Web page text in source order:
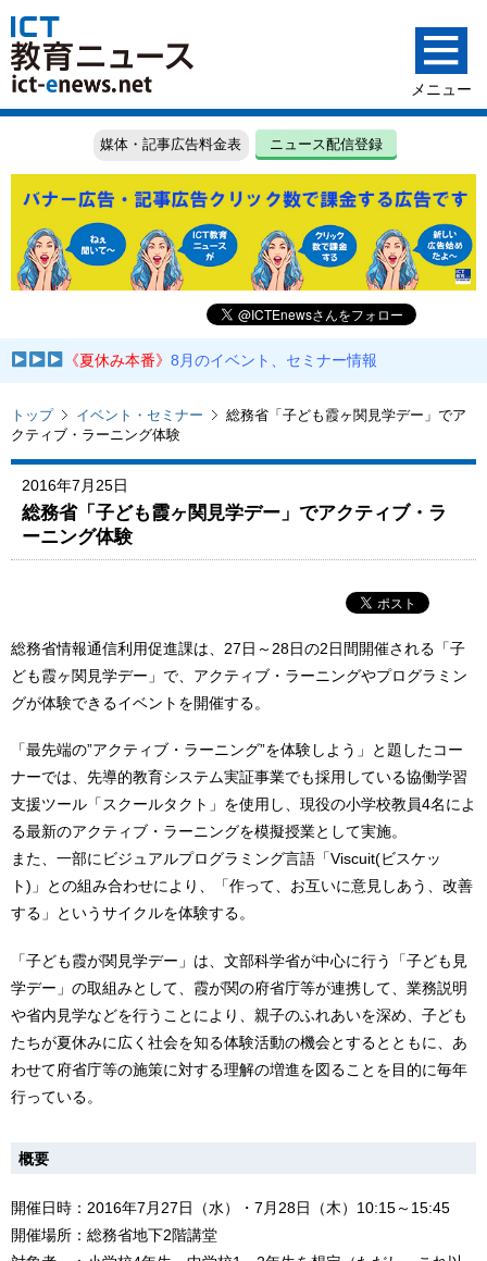
媒体・記事広告料金表 ニュース配信登録
《夏休み本番》8月のイベント、セミナー情報
トップ イベント・セミナー
総務省「子ども霞ヶ関見学デー」でア
クティブ・ラーニング体験
2016年7月25日
総務省「子ども霞ヶ関見学デー」でアクティブ・ラ
ーニング体験
総務省情報通信利用促進課は、27日～28日の2日間開催される「子
ども霞ヶ関見学デー」で、アクティブ・ラーニングやプログラミン
グが体験できるイベントを開催する。
「最先端の”アクティブ・ラーニング”を体験しよう」と題したコー
ナーでは、先導的教育システム実証事業でも採用している協働学習
支援ツール「スクールタクト」を使用し、現役の小学校教員4名によ
る最新のアクティブ・ラーニングを模擬授業として実施。
また、一部にビジュアルプログラミング言語「Viscuit(ビスケッ
ト)」との組み合わせにより、「作って、お互いに意見しあう、改善
する」というサイクルを体験する。
「子ども霞が関見学デー」は、文部科学省が中心に行う「子ども見
学デー」の取組みとして、霞が関の府省庁等が連携して、業務説明
や省内見学などを行うことにより、親子のふれあいを深め、子ども
たちが夏休みに広く社会を知る体験活動の機会とするとともに、あ
わせて府省庁等の施策に対する理解の増進を図ることを目的に毎年
行っている。
概要
開催日時：2016年7月27日（水）・7月28日（木）10:15～15:45
開催場所：総務省地下2階講堂